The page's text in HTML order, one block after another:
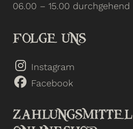
06.00 – 15.00 durchgehend
FOLGE UNS
Instagram
Facebook
ZAHLUNGSMITTEL